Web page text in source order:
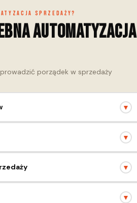
sprzedaży?
automatyzacja
porządek w sprzedaży
▼
▼
▼
▼